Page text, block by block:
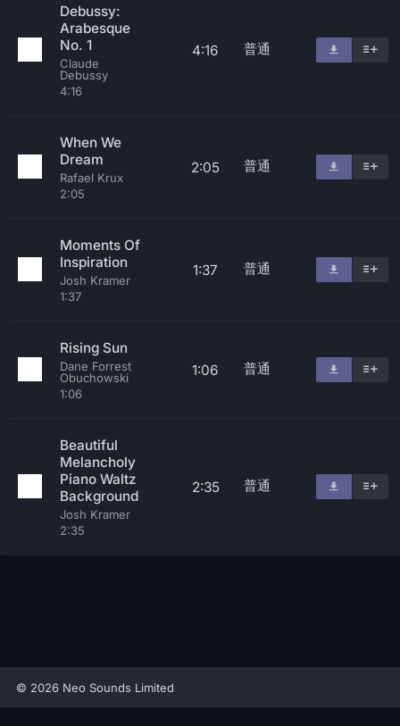
Debussy:
Arabesque
No. 1
Claude
Debussy
4:16
4:16 普通
When We
Dream
Rafael Krux
2:05
2:05 普通
Moments Of
Inspiration
Josh Kramer
1:37
1:37 普通
Rising Sun
Dane Forrest
Obuchowski
1:06
1:06 普通
Beautiful
Melancholy
Piano Waltz
Background
Josh Kramer
2:35
2:35 普通
© 2026 Neo Sounds Limited